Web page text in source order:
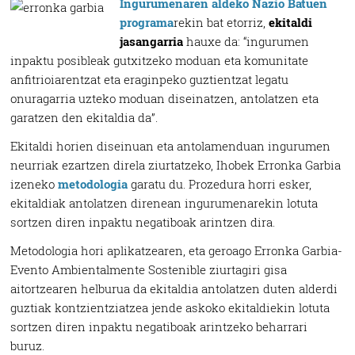
Ingurumenaren aldeko Nazio Batuen
programarekin bat etorriz,ekitaldi
jasangarria hauxe da: “ingurumen
inpaktu posibleak gutxitzeko moduan eta komunitate
anfitrioiarentzat eta eraginpeko guztientzat legatu
onuragarria uzteko moduan diseinatzen, antolatzen eta
garatzen den ekitaldia da”.
Ekitaldi horien diseinuan eta antolamenduan ingurumen
neurriak ezartzen direla ziurtatzeko, Ihobek Erronka Garbia
izenekometodologia garatu du. Prozedura horri esker,
ekitaldiak antolatzen direnean ingurumenarekin lotuta
sortzen diren inpaktu negatiboak arintzen dira.
Metodologia hori aplikatzearen, eta geroago Erronka Garbia-
Evento Ambientalmente Sostenible ziurtagiri gisa
aitortzearen helburua da ekitaldia antolatzen duten alderdi
guztiak kontzientziatzea jende askoko ekitaldiekin lotuta
sortzen diren inpaktu negatiboak arintzeko beharrari
buruz.